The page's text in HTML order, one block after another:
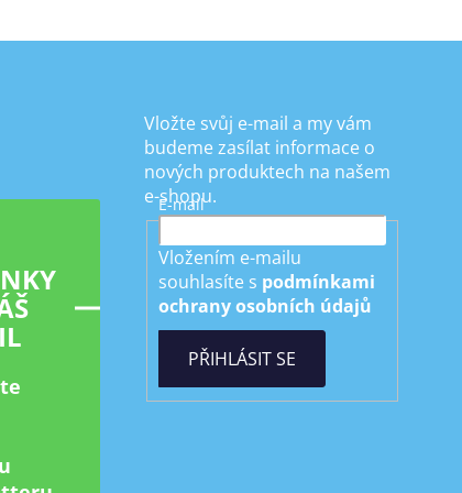
Vložte svůj e-mail a my vám
budeme zasílat informace o
nových produktech na našem
e-shopu.
E-mail
Vložením e-mailu
souhlasíte s podmínkami
ochrany osobních údajů
PŘIHLÁSIT SE